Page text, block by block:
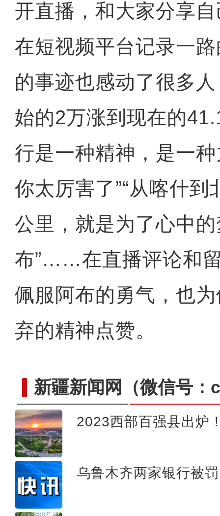
开直播，和大家分享
在短视频平台记录一
的事迹也感动了很多
始的2万涨到现在的
行是一种精神，是一种
你太厉害了”“从喀什
公里，就是为了心中
布”……在直播评论和
佩服阿布的勇气，也
弃的精神点赞。
新疆新闻网 （微信号
2023西部百强县出炉
乌鲁木齐两家银行被罚